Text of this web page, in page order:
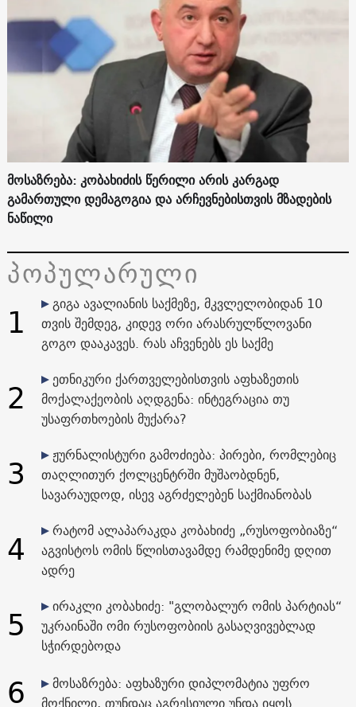
მოსაზრება: კობახიძის წერილი არის კარგად
გამართული დემაგოგია და არჩევნებისთვის მზადების
ნაწილი
პოპულარული
1
გიგა ავალიანის საქმეზე, მკვლელობიდან 10
თვის შემდეგ, კიდევ ორი არასრულწლოვანი
გოგო დააკავეს. რას აჩვენებს ეს საქმე
2
ეთნიკური ქართველებისთვის აფხაზეთის
მოქალაქეობის აღდგენა: ინტეგრაცია თუ
უსაფრთხოების მუქარა?
3
ჟურნალისტური გამოძიება: პირები, რომლებიც
თაღლითურ ქოლცენტრში მუშაობდნენ,
სავარაუდოდ, ისევ აგრძელებენ საქმიანობას
4
რატომ ალაპარაკდა კობახიძე „რუსოფობიაზე“
აგვისტოს ომის წლისთავამდე რამდენიმე დღით
ადრე
5
ირაკლი კობახიძე: "გლობალურ ომის პარტიას“
უკრაინაში ომი რუსოფობიის გასაღვივებლად
სჭირდებოდა
6
მოსაზრება: აფხაზური დიპლომატია უფრო